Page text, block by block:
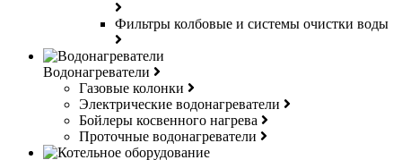
Фильтры колбовые и системы очистки воды
Водонагреватели
Газовые колонки
Электрические водонагреватели
Бойлеры косвенного нагрева
Проточные водонагреватели